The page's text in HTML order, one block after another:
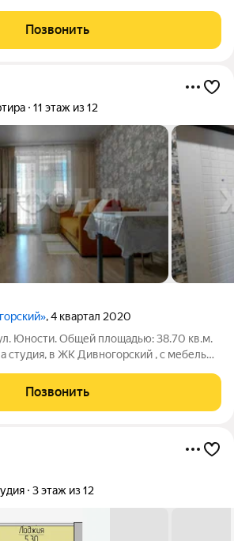
Позвонить
11 этаж из 12
, 4 квартал 2020
Юности. Общей площадью: 38.70 кв.м.
студия, в ЖК Дивногорский , с мебелью,
в данной квартире, для семьи с
Позвонить
3 этаж из 12